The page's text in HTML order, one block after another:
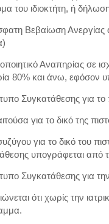
του ιδιοκτήτη, ή
Βεβαίωση
Αναπηρίας σε
80% και άνω, εφόσον
Συγκατάθεσης για το
για το δικό της
για το δικό του
υπογράφεται από
Συγκατάθεσης για
ότι χωρίς την